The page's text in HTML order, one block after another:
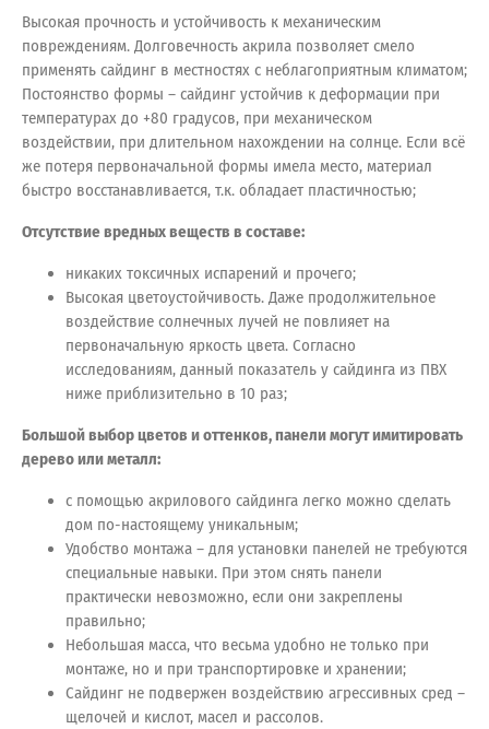
Высокая прочность и устойчивость к механическим
повреждениям. Долговечность акрила позволяет смело
применять сайдинг в местностях с неблагоприятным климатом;
Постоянство формы – сайдинг устойчив к деформации при
температурах до +80 градусов, при механическом
воздействии, при длительном нахождении на солнце. Если всё
же потеря первоначальной формы имела место, материал
быстро восстанавливается, т.к. обладает пластичностью;
Отсутствие вредных веществ в составе:
никаких токсичных испарений и прочего;
Высокая цветоустойчивость. Даже продолжительное
воздействие солнечных лучей не повлияет на
первоначальную яркость цвета. Согласно
исследованиям, данный показатель у сайдинга из ПВХ
ниже приблизительно в 10 раз;
Большой выбор цветов и оттенков, панели могут имитировать
дерево или металл:
с помощью акрилового сайдинга легко можно сделать
дом по-настоящему уникальным;
Удобство монтажа – для установки панелей не требуются
специальные навыки. При этом снять панели
практически невозможно, если они закреплены
правильно;
Небольшая масса, что весьма удобно не только при
монтаже, но и при транспортировке и хранении;
Сайдинг не подвержен воздействию агрессивных сред –
щелочей и кислот, масел и рассолов.